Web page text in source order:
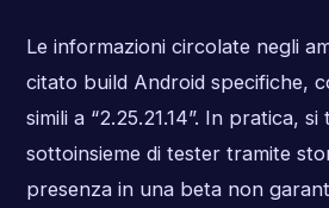
Le informazioni circolate negli
citato build Android specifiche,
simili a “2.25.21.14”. In pratica,
sottoinsieme di tester tramite
presenza in una beta non